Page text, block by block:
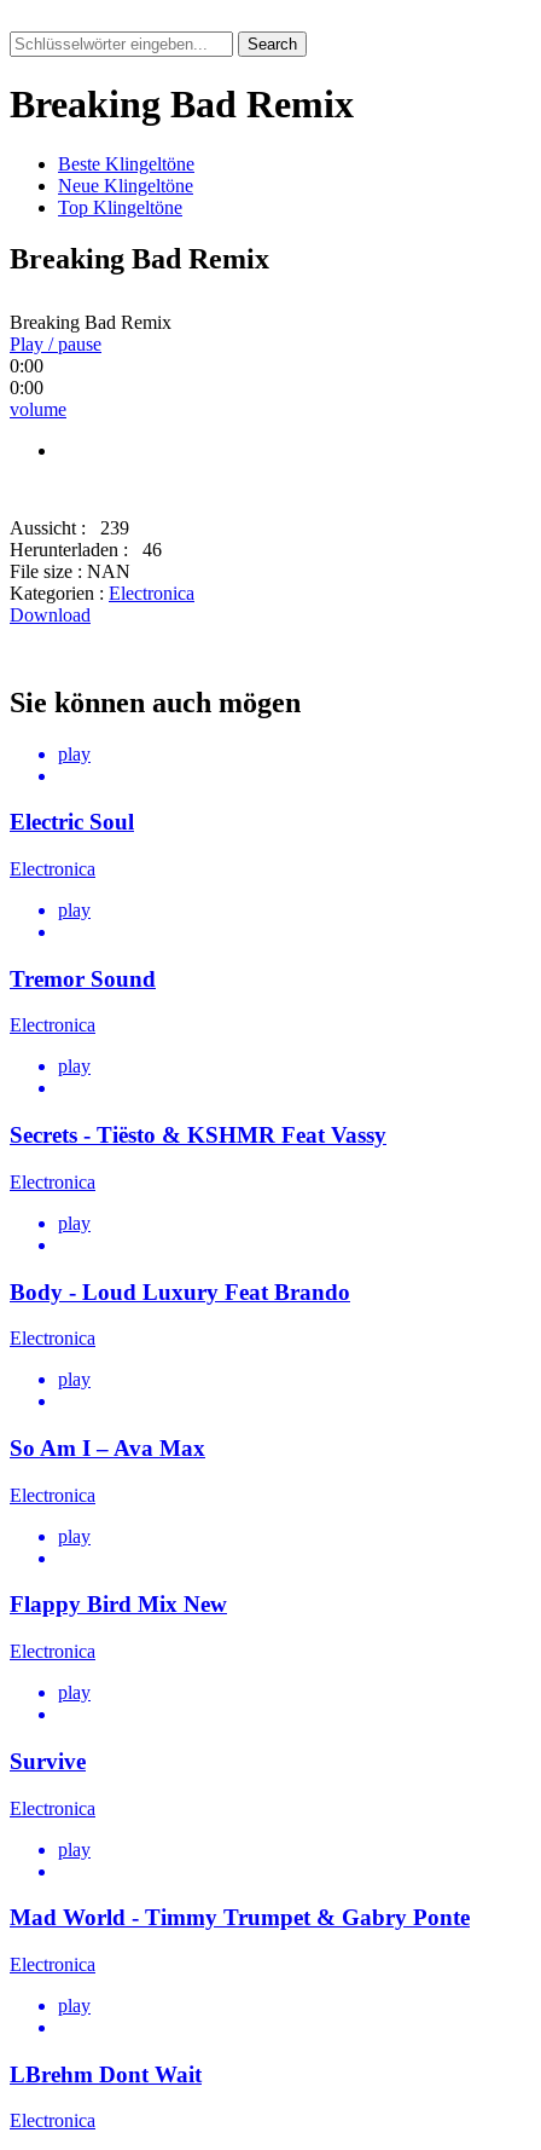
Search
Breaking Bad Remix
Beste Klingeltöne
Neue Klingeltöne
Top Klingeltöne
Breaking Bad Remix
Breaking Bad Remix
Play / pause
0:00
0:00
volume
Aussicht :
239
Herunterladen :
46
File size : NAN
Kategorien : Electronica
Download
Sie können auch mögen
play
Electric Soul
Electronica
play
Tremor Sound
Electronica
play
Secrets - Tiësto & KSHMR Feat Vassy
Electronica
play
Body - Loud Luxury Feat Brando
Electronica
play
So Am I – Ava Max
Electronica
play
Flappy Bird Mix New
Electronica
play
Survive
Electronica
play
Mad World - Timmy Trumpet & Gabry Ponte
Electronica
play
LBrehm Dont Wait
Electronica